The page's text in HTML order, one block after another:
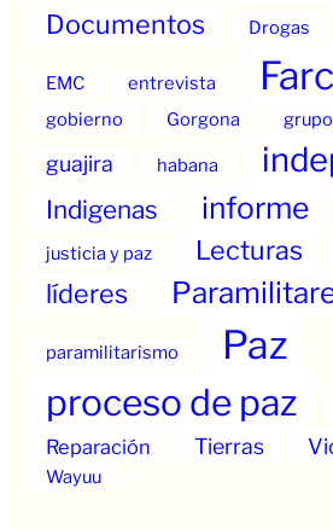
Documentos Drogas
EMC entrevista Farc
gobierno
Gorgona
guajira habana
Indigenas informe
justicia y paz
Lecturas
líderes
paramilitarismo Paz
proceso de paz
Reparación Tierras
Wayuu